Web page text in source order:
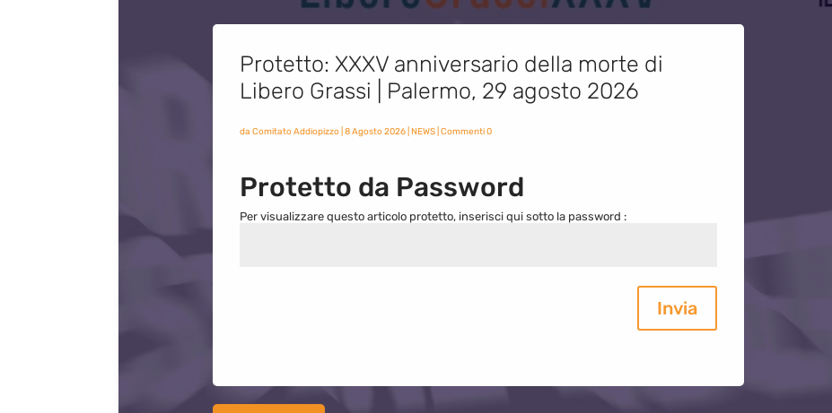
Protetto: XXXV anniversario della morte di
Libero Grassi | Palermo, 29 agosto 2026
da Comitato Addiopizzo| 8 Agosto 2026| NEWS| Commenti 0
Protetto da Password
Per visualizzare questo articolo protetto, inserisci qui sotto la password :
Invia